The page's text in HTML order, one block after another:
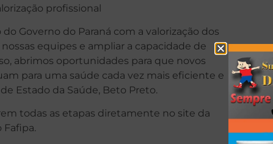
profissional
Governo do Paraná com a valorização dos
equipes e ampliar a capacidade de
abrimos oportunidades para que novos
para uma saúde cada vez mais eficiente e
Estado da Saúde, Beto Preto.
todas as etapas diretamente no site da
Fafipa.